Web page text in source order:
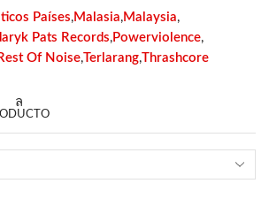
Países,Malasia,Malaysia,
Pats Records, Powerviolence,
Rest Of Noise,Terlarang,Thrashcore